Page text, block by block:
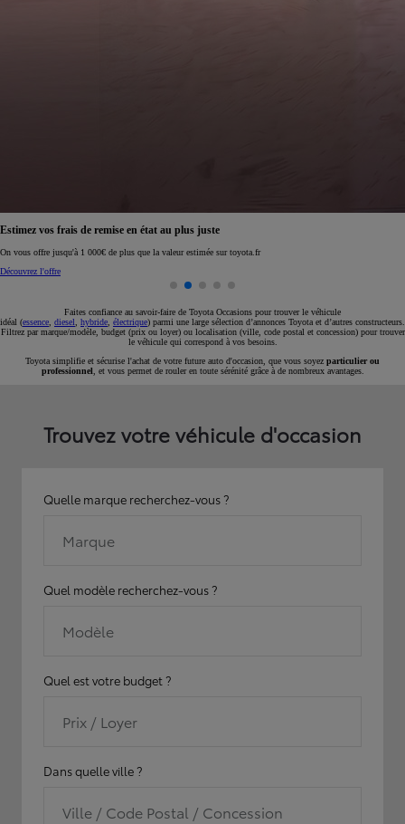
Réservez en ligne votre occasion pour 1€ seulement
Réservez en ligne
Faites confiance au savoir-faire de Toyota Occasions pour trouver le véhicule
idéal (essence diesel hybride électrique) parmi une large sélection d’annonces Toyota et d’autres constructeurs.
Filtrez par marque/modèle, budget (prix ou loyer) ou localisation (ville, code postal et concession) pour trouver
le véhicule qui correspond à vos besoins.
Toyota simplifie et sécurise l'achat de votre future auto d'occasion, que vous soyez particulier ou
professionnel , et vous permet de rouler en toute sérénité grâce à de nombreux avantages.
Trouvez votre véhicule d'occasion
Quelle marque recherchez-vous ?
Marque
Quel modèle recherchez-vous ?
Modèle
Quel est votre budget ?
Prix / Loyer
Dans quelle ville ?
Ville / Code Postal / Concession